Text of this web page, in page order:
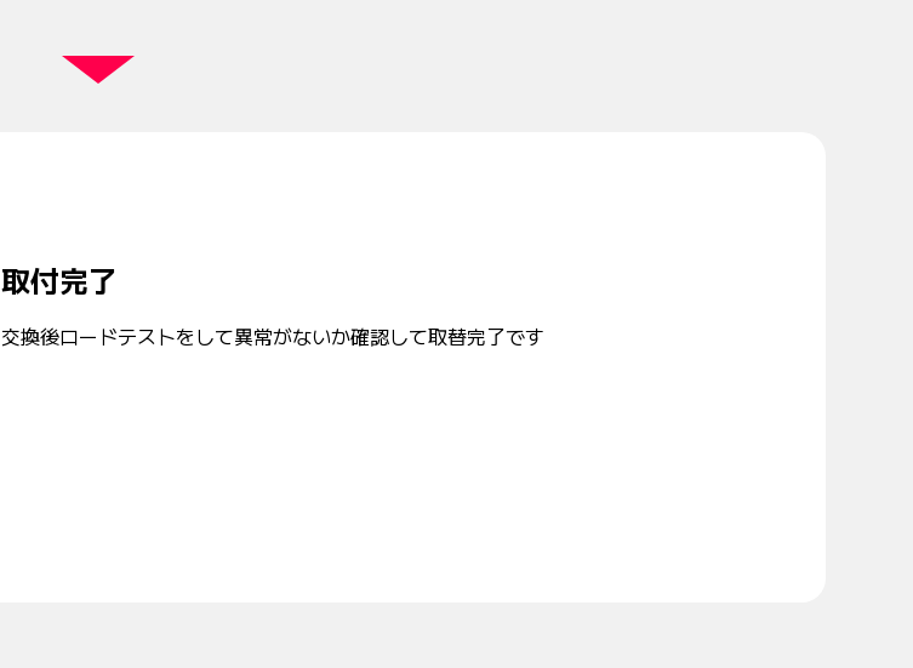
取付完了
交換後ロードテストをして異常がないか確認して取替完了です